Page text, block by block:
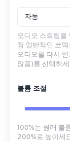
자동
오디오 스트림을
장 일반적인 코
오디오를 다시
않음)를 선택하
볼륨 조절
100%는 원래 볼
200%로 높이세